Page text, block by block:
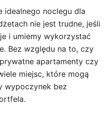
idealnego noclegu dla
nie jest trudne, jeśli
i umiemy wykorzystać
Bez względu na to, czy
apartamenty czy
miejsc, które mogą
wypoczynek bez